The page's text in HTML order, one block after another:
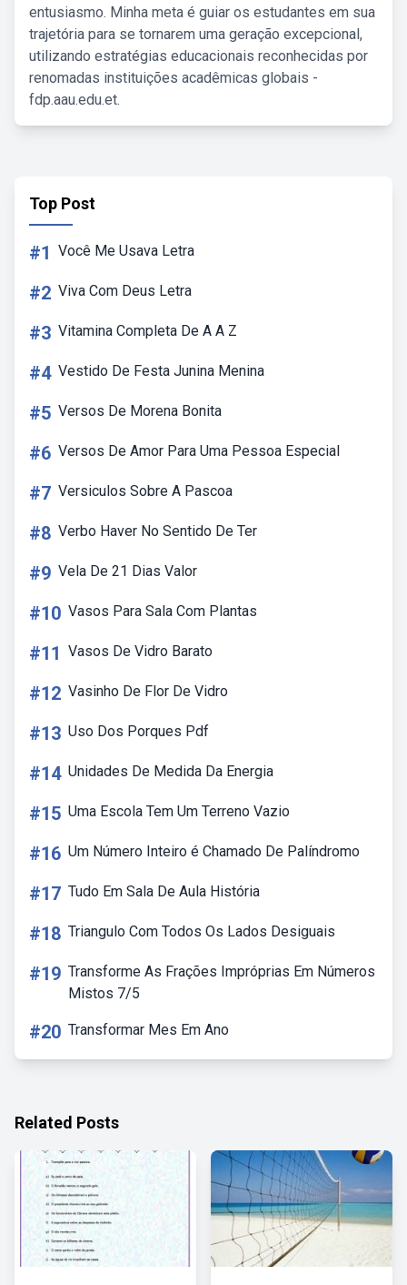
entusiasmo. Minha meta é guiar os estudantes em sua
trajetória para se tornarem uma geração excepcional,
utilizando estratégias educacionais reconhecidas por
renomadas instituições acadêmicas globais -
fdp.aau.edu.et.
Top Post
#1 Você Me Usava Letra
#2 Viva Com Deus Letra
#3 Vitamina Completa De A A Z
#4 Vestido De Festa Junina Menina
#5 Versos De Morena Bonita
#6 Versos De Amor Para Uma Pessoa Especial
#7 Versiculos Sobre A Pascoa
#8 Verbo Haver No Sentido De Ter
#9 Vela De 21 Dias Valor
#10 Vasos Para Sala Com Plantas
#11 Vasos De Vidro Barato
#12 Vasinho De Flor De Vidro
#13 Uso Dos Porques Pdf
#14 Unidades De Medida Da Energia
#15 Uma Escola Tem Um Terreno Vazio
#16 Um Número Inteiro é Chamado De Palíndromo
#17 Tudo Em Sala De Aula História
#18 Triangulo Com Todos Os Lados Desiguais
#19 Transforme As Frações Impróprias Em Números
Mistos 7/5
#20 Transformar Mes Em Ano
Related Posts